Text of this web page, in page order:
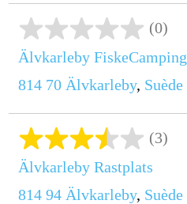
(0)
Älvkarleby FiskeCamping
814 70 Älvkarleby, Suède
(3)
Älvkarleby Rastplats
814 94 Älvkarleby, Suède